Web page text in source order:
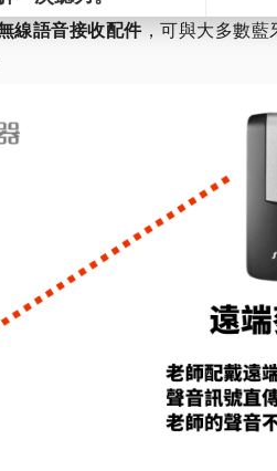
線語音接收配件，可與大多數藍